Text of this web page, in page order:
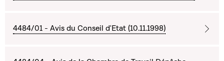
4484/01 - Avis du Conseil d'Etat (10.11.1998)